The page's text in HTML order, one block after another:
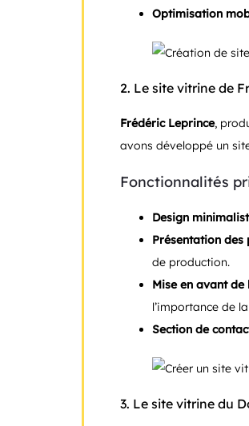
Optimisation
2. Le site vitrine de
Frédéric Leprince,
avons développé un
Fonctionnalités
Design
Présentation des
de production.
Mise en avant de
l’importance de
Section de
3. Le site vitrine du